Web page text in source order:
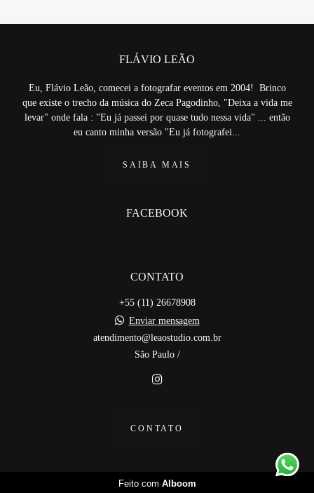
FLÁVIO LEÃO
Eu, Flávio Leão, comecei a fotografar eventos em 2004! Brinco
que existe o trecho da música do Zeca Pagodinho, "Deixa a vida me
levar" onde fala : "Eu já passei por quase tudo nessa vida" ... então
eu canto minha versão "Eu já fotografei...
SAIBA MAIS
FACEBOOK
CONTATO
+55 (11) 26678908
Enviar mensagem
atendimento@leaostudio.com.br
São Paulo /
CONTATO
Feito com Alboom